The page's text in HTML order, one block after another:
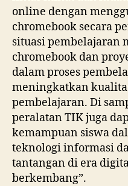
online dengan
chromebook secara
situasi pembelajaran
chromebook dan
dalam proses
meningkatkan
pembelajaran. Di
peralatan TIK juga
kemampuan siswa
teknologi informasi
tantangan di era
berkembang”.